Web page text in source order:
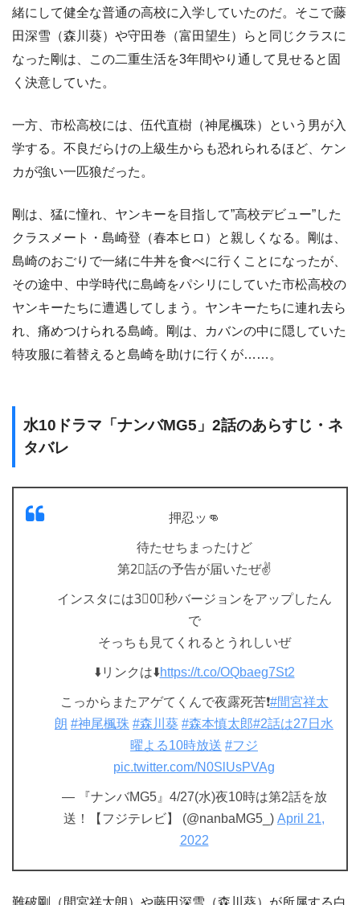
緒にして健全な普通の高校に入学していたのだ。そこで藤
田深雪（森川葵）や守田巻（富田望生）らと同じクラスに
なった剛は、この二重生活を3年間やり通して見せると固
く決意していた。
一方、市松高校には、伍代直樹（神尾楓珠）という男が入
学する。不良だらけの上級生からも恐れられるほど、ケン
カが強い一匹狼だった。
剛は、猛に憧れ、ヤンキーを目指して”高校デビュー”した
クラスメート・島崎登（春本ヒロ）と親しくなる。剛は、
島崎のおごりで一緒に牛丼を食べに行くことになったが、
その途中、中学時代に島崎をパシリにしていた市松高校の
ヤンキーたちに遭遇してしまう。ヤンキーたちに連れ去ら
れ、痛めつけられる島崎。剛は、カバンの中に隠していた
特攻服に着替えると島崎を助けに行くが……。
水10ドラマ「ナンバMG5」2話のあらすじ・ネ
タバレ
押忍ッ👊
待たせちまったけど
第2⃣話の予告が届いたぜ✌️
インスタには3⃣0⃣秒バージョンをアップしたん
で
そっちも見てくれるとうれしいぜ
⬇️リンクは⬇️https://t.co/OQbaeg7St2
こっからまたアゲてくんで夜露死苦❗#間宮祥太
朗 #神尾楓珠 #森川葵 #森本慎太郎#2話は27日水
曜よる10時放送 #フジ
pic.twitter.com/N0SlUsPVAg
— 『ナンバMG5』4/27(水)夜10時は第2話を放
送！【フジテレビ】 (@nanbaMG5_) April 21,
2022
難破剛（間宮祥太朗）や藤田深雪（森川葵）が所属する白